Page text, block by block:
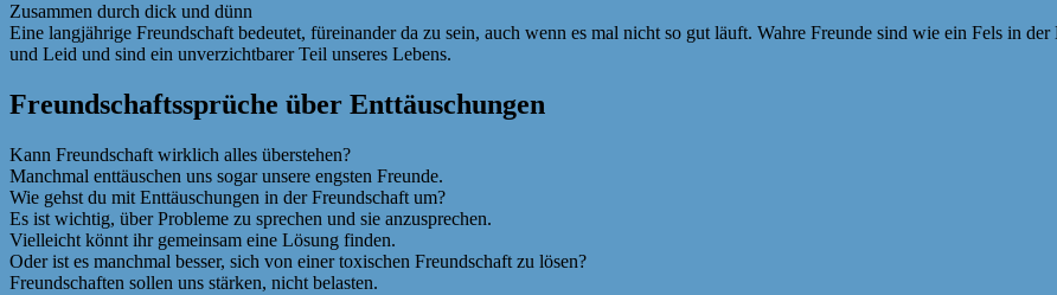
Zusammen durch dick und dünn
Eine langjährige Freundschaft bedeutet, füreinander da zu sein, auch wenn es mal nicht so gut läuft. Wahre Freunde sind wie ein Fels in
und Leid und sind ein unverzichtbarer Teil unseres Lebens.
Freundschaftssprüche über Enttäuschungen
Kann Freundschaft wirklich alles überstehen?
Manchmal enttäuschen uns sogar unsere engsten Freunde.
Wie gehst du mit Enttäuschungen in der Freundschaft um?
Es ist wichtig, über Probleme zu sprechen und sie anzusprechen.
Vielleicht könnt ihr gemeinsam eine Lösung finden.
Oder ist es manchmal besser, sich von einer toxischen Freundschaft zu lösen?
Freundschaften sollen uns stärken, nicht belasten.